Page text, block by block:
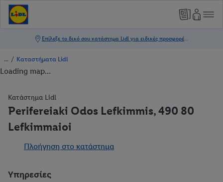
/ Καταστήματα Lidl
Loading map...
Κατάστημα Lidl
Perifereiaki Odos Lefkimmis, 490 80
Lefkimmaioi
Πλοήγηση στο κατάστημα
Υπηρεσίες